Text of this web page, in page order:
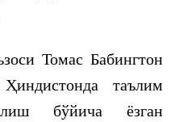
Томас Бабингтон
таълим
бўйича ёзган